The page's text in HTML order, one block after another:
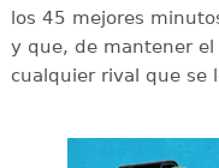
los 45 mejores
y que, de mantener
cualquier rival que se